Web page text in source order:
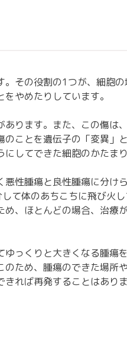
その役割の1つが、細胞
やめたりしています。
ります。また、この傷は
ことを遺伝子の「変異」
してできた細胞のかたま
性腫瘍と良性腫瘍に分け
て体のあちこちに飛び火
、ほとんどの場合、治療
っくりと大きくなる腫瘍
ため、腫瘍のできた場所
れば再発することはありま